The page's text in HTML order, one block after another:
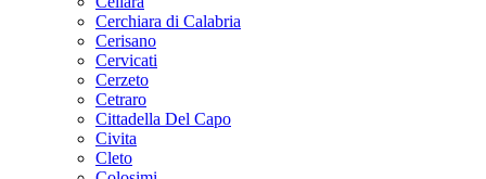
Cerchiara di Calabria
Cerisano
Cervicati
Cerzeto
Cetraro
Cittadella Del Capo
Civita
Cleto